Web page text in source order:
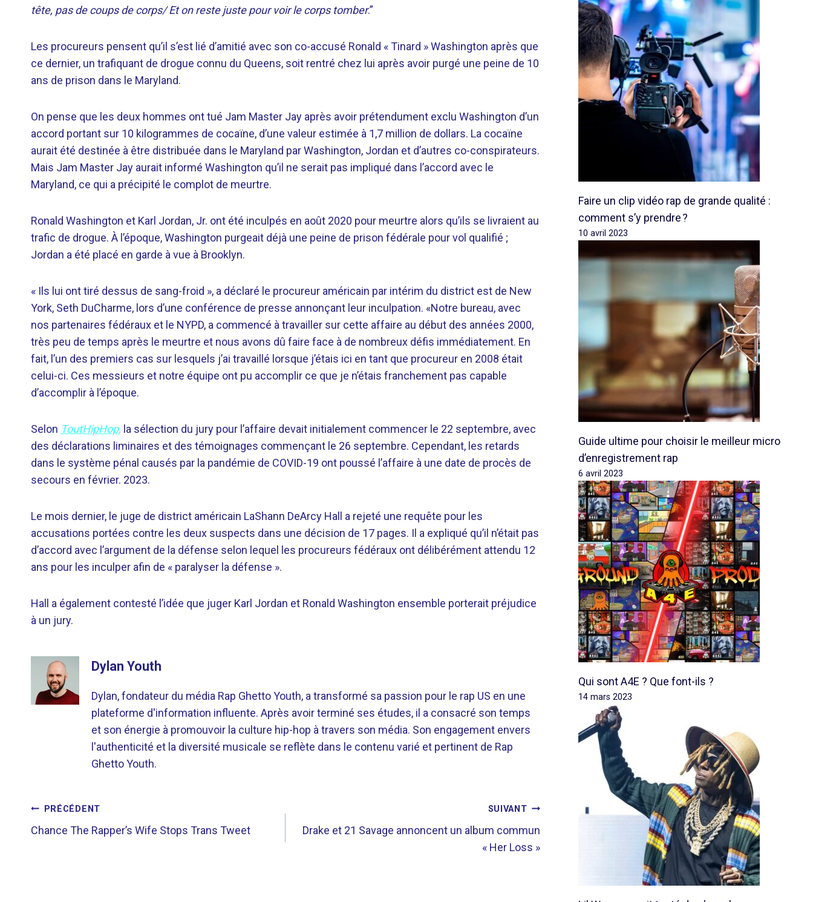
tête, pas de coups de corps/ Et on reste juste pour voir le corps tomber.”
Les procureurs pensent qu’il s’est lié d’amitié avec son co-accusé Ronald « Tinard » Washington après que
ce dernier, un trafiquant de drogue connu du Queens, soit rentré chez lui après avoir purgé une peine de 10
ans de prison dans le Maryland.
On pense que les deux hommes ont tué Jam Master Jay après avoir prétendument exclu Washington d’un
accord portant sur 10 kilogrammes de cocaïne, d’une valeur estimée à 1,7 million de dollars. La cocaïne
aurait été destinée à être distribuée dans le Maryland par Washington, Jordan et d’autres co-conspirateurs.
Mais Jam Master Jay aurait informé Washington qu’il ne serait pas impliqué dans l’accord avec le
Maryland, ce qui a précipité le complot de meurtre.
Ronald Washington et Karl Jordan, Jr. ont été inculpés en août 2020 pour meurtre alors qu’ils se livraient au
trafic de drogue. À l’époque, Washington purgeait déjà une peine de prison fédérale pour vol qualifié ;
Jordan a été placé en garde à vue à Brooklyn.
« Ils lui ont tiré dessus de sang-froid », a déclaré le procureur américain par intérim du district est de New
York, Seth DuCharme, lors d’une conférence de presse annonçant leur inculpation. «Notre bureau, avec
nos partenaires fédéraux et le NYPD, a commencé à travailler sur cette affaire au début des années 2000,
très peu de temps après le meurtre et nous avons dû faire face à de nombreux défis immédiatement. En
fait, l’un des premiers cas sur lesquels j’ai travaillé lorsque j’étais ici en tant que procureur en 2008 était
celui-ci. Ces messieurs et notre équipe ont pu accomplir ce que je n’étais franchement pas capable
d’accomplir à l’époque.
Selon ToutHipHop, la sélection du jury pour l’affaire devait initialement commencer le 22 septembre, avec
des déclarations liminaires et des témoignages commençant le 26 septembre. Cependant, les retards
dans le système pénal causés par la pandémie de COVID-19 ont poussé l’affaire à une date de procès de
secours en février. 2023.
Le mois dernier, le juge de district américain LaShann DeArcy Hall a rejeté une requête pour les
accusations portées contre les deux suspects dans une décision de 17 pages. Il a expliqué qu’il n’était pas
d’accord avec l’argument de la défense selon lequel les procureurs fédéraux ont délibérément attendu 12
ans pour les inculper afin de « paralyser la défense ».
Hall a également contesté l’idée que juger Karl Jordan et Ronald Washington ensemble porterait préjudice
à un jury.
Dylan Youth
Dylan, fondateur du média Rap Ghetto Youth, a transformé sa passion pour le rap US en une
plateforme d'information influente. Après avoir terminé ses études, il a consacré son temps
et son énergie à promouvoir la culture hip-hop à travers son média. Son engagement envers
l'authenticité et la diversité musicale se reflète dans le contenu varié et pertinent de Rap
Ghetto Youth.
NAVIGATION
DE
PRÉCÉDENT
Chance The Rapper’s Wife Stops Trans Tweet
SUIVANT
Drake et 21 Savage annoncent un album commun
« Her Loss »
Faire un clip vidéo rap de grande qualité :
comment s’y prendre ?
10 avril 2023
Guide ultime pour choisir le meilleur micro
d’enregistrement rap
6 avril 2023
Qui sont A4E ? Que font-ils ?
14 mars 2023